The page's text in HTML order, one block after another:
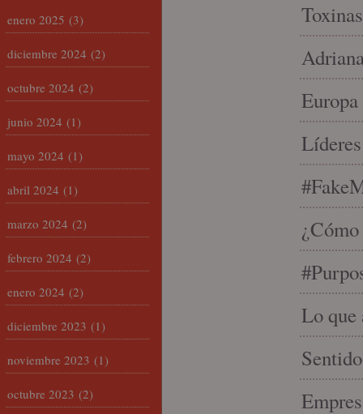
Lo que
enero 2025 (3)
diciembre 2024 (2)
octubre 2024 (2)
junio 2024 (1)
mayo 2024 (1)
abril 2024 (1)
marzo 2024 (2)
febrero 2024 (2)
enero 2024 (2)
diciembre 2023 (1)
noviembre 2023 (1)
octubre 2023 (2)